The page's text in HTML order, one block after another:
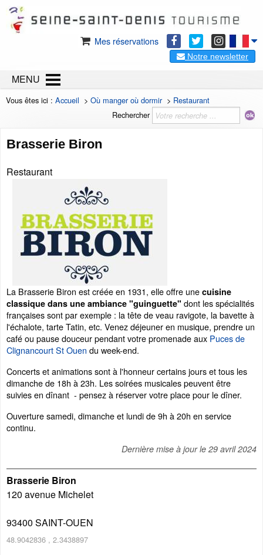
Mes réservations
Notre newsletter
MENU
Vous êtes ici : Accueil > Où manger où dormir> Restaurant
Rechercher
Brasserie Biron
Restaurant
La Brasserie Biron est créée en 1931, elle offre une cuisine
classique dans une ambiance "guinguette" dont les spécialités
françaises sont par exemple : la tête de veau ravigote, la bavette à
l'échalote, tarte Tatin, etc. Venez déjeuner en musique, prendre un
café ou pause douceur pendant votre promenade aux Puces de
Clignancourt St Ouen du week-end.
Concerts et animations sont à l'honneur certains jours et tous les
dimanche de 18h à 23h. Les soirées musicales peuvent être
suivies en dînant - pensez à réserver votre place pour le dîner.
Ouverture samedi, dimanche et lundi de 9h à 20h en service
continu.
Dernière mise à jour le 29 avril 2024
Brasserie Biron
120 avenue Michelet
93400 SAINT-OUEN
48.9042836 , 2.3438897